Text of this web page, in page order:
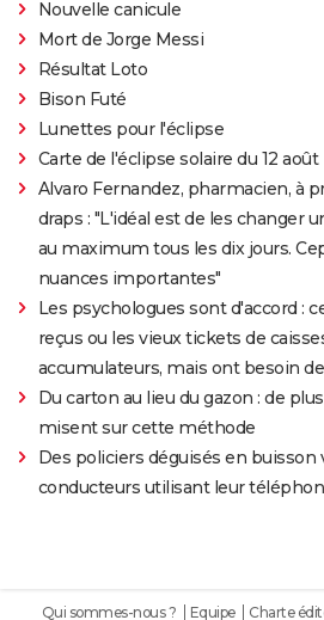
Nouvelle canicule
Mort de Jorge Messi
Résultat Loto
Bison Futé
Lunettes pour l'éclipse
Carte de l'éclipse solaire du 12 août
Alvaro Fernandez, pharmacien, à
draps : "L'idéal est de les changer
au maximum tous les dix jours.
nuances importantes"
Les psychologues sont d'accord :
reçus ou les vieux tickets de
accumulateurs, mais ont besoin
Du carton au lieu du gazon : de
misent sur cette méthode
Des policiers déguisés en buisson
conducteurs utilisant leur
Qui sommes-nous ? Equipe Charte